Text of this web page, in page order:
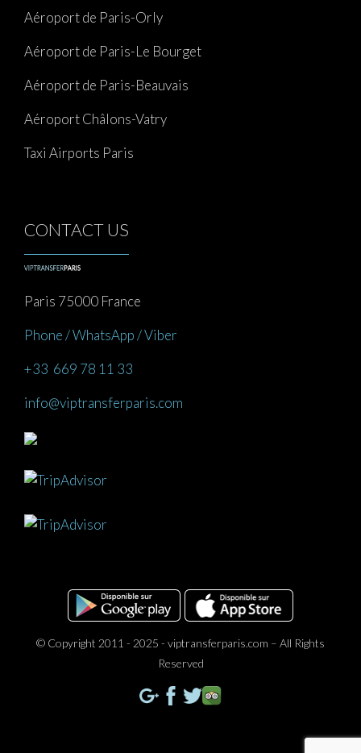
Aéroport de Paris-Orly
Aéroport de Paris-Le Bourget
Aéroport de Paris-Beauvais
Aéroport Châlons-Vatry
Taxi Airports Paris
CONTACT US
Paris 75000 France
Phone / WhatsApp / Viber
+33 669 78 11 33
info@viptransferparis.com
© Copyright 2011 - 2025 - viptransferparis.com – All Rights
Reserved